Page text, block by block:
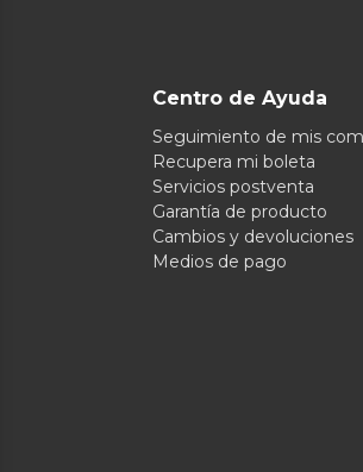
Centro de Ayuda
Seguimiento de mis
Recupera mi boleta
Servicios postventa
Garantía de producto
Cambios y devoluciones
Medios de pago